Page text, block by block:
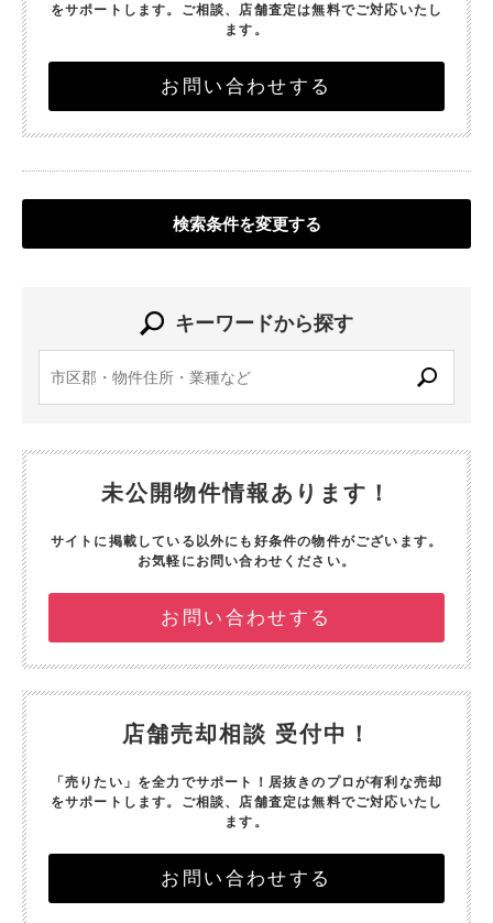
をサポートします。 ご相談、店舗査定は無料でご対応いたし
ます。
お問い合わせする
検索条件を変更する
キーワードから探す
未公開物件情報あります！
サイトに掲載している以外にも好条件の物件がございます。
お気軽にお問い合わせください。
お問い合わせする
店舗売却相談 受付中！
「売りたい」を全力でサポート！ 居抜きのプロが有利な売却
をサポートします。 ご相談、店舗査定は無料でご対応いたし
ます。
お問い合わせする